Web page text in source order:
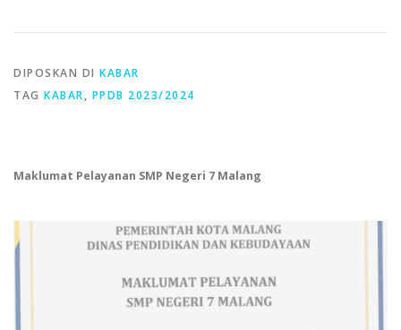
DIPOSKAN DI KABAR
TAG KABAR, PPDB 2023/2024
Maklumat Pelayanan SMP Negeri 7 Malang